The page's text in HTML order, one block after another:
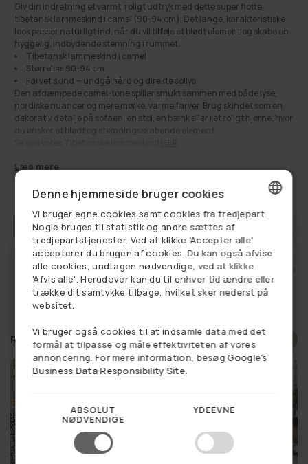
Giv din indretning et varmt, roligt udtryk med dette super flotte
tibetansk lammeskind i camel (90-94 cm). Det lange, karakteristiske
look passer naturligt ind, når du vil tilføje et blødt element og skabe en
hyggelig, indbydende stemning i rummet.
Tibetansk lammeskind i camel
Størrelse: 90-94 cm
Farvet skind — undgå hård og direkte sollys
Den afdæmpede camel-tone spiller smukt sammen med både lyse,
nordiske nuancer og mere mørke, varme farver. Brug skindet som en
dekorativ detalje på sofaen, en stol, en bænk eller i et roligt hjørne, hvor
Se alt:Boligindretning
Langhåret lammeskind
Læs mere
Normalpris
810,00 kr
Udsalgspris
510,00 kr
FÅ BESKED NÅR VAREN ER PÅ LAGER
Fri fragt ved køb over 749,- 14 dages
Relaterede produkter
DANISH
GERMAN
NORWEGIAN
SWEDISH
Denne hjemmeside bruger cookies
Vi bruger egne cookies samt cookies fra tredjepart.
Nogle bruges til statistik og andre sættes af
tredjepartstjenester. Ved at klikke 'Accepter alle'
accepterer du brugen af cookies. Du kan også afvise
alle cookies, undtagen nødvendige, ved at klikke
'Afvis alle'. Herudover kan du til enhver tid ændre eller
trække dit samtykke tilbage, hvilket sker nederst på
websitet.
Vi bruger også cookies til at indsamle data med det
formål at tilpasse og måle effektiviteten af vores
annoncering. For mere information, besøg Google's
Business Data Responsibility Site.
ABSOLUT
NØDVENDIGE
YDEEVNE
Vælg et produkt, og se om du
har vundet en rabat